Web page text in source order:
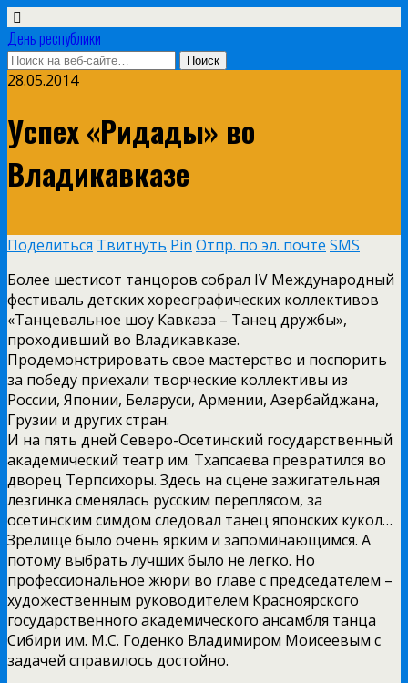
День республики
28.05.2014
Успех «Ридады» во
Владикавказе
Поделиться Твитнуть Pin Отпр. по эл. почте SMS
Более шестисот танцоров собрал IV Международный
фестиваль детских хореографических коллективов
«Танцевальное шоу Кавказа – Танец дружбы»,
проходивший во Владикавказе.
Продемонстрировать свое мастерство и поспорить
за победу приехали творческие коллективы из
России, Японии, Беларуси, Армении, Азербайджана,
Грузии и других стран.
И на пять дней Северо-Осетинский государственный
академический театр им. Тхапсаева превратился во
дворец Терпсихоры. Здесь на сцене зажигательная
лезгинка сменялась русским переплясом, за
осетинским симдом следовал танец японских кукол…
Зрелище было очень ярким и запоминающимся. А
потому выбрать лучших было не легко. Но
профессиональное жюри во главе с председателем –
художественным руководителем Красноярского
государственного академического ансамбля танца
Сибири им. М.С. Годенко Владимиром Моисеевым с
задачей справилось достойно.